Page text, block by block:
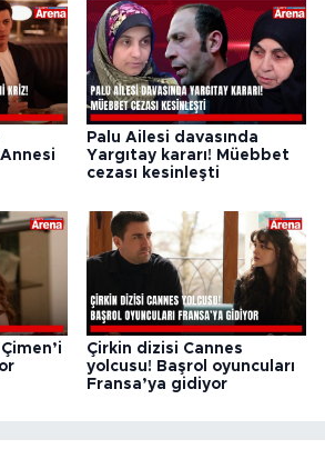
Palu Ailesi davasında
Yargıtay kararı! Müebbet
cezası kesinleşti
Çirkin dizisi Cannes
yolcusu! Başrol oyuncuları
Fransa’ya gidiyor